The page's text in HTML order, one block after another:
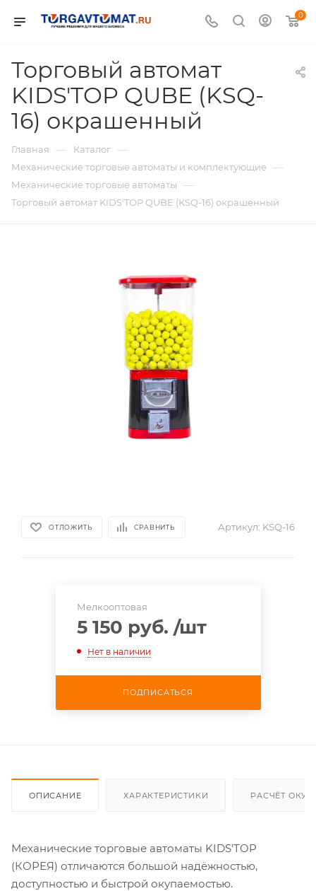
0
Торговый автомат
KIDS'TOP QUBE (KSQ-
16) окрашенный
Главная — Каталог —
Механические торговые автоматы и комплектующие —
Механические торговые автоматы —
Торговый автомат KIDS'TOP QUBE (KSQ-16) окрашенный
ОТЛОЖИТЬ СРАВНИТЬ Артикул: KSQ-16
Мелкооптовая
5 150 руб. /шт
Нет в наличии
ПОДПИСАТЬСЯ
ОПИСАНИЕ ХАРАКТЕРИСТИКИ РАСЧЁТ
Механические торговые автоматы KIDS'TOP
(КОРЕЯ) отличаются большой надёжностью,
доступностью и быстрой окупаемостью.